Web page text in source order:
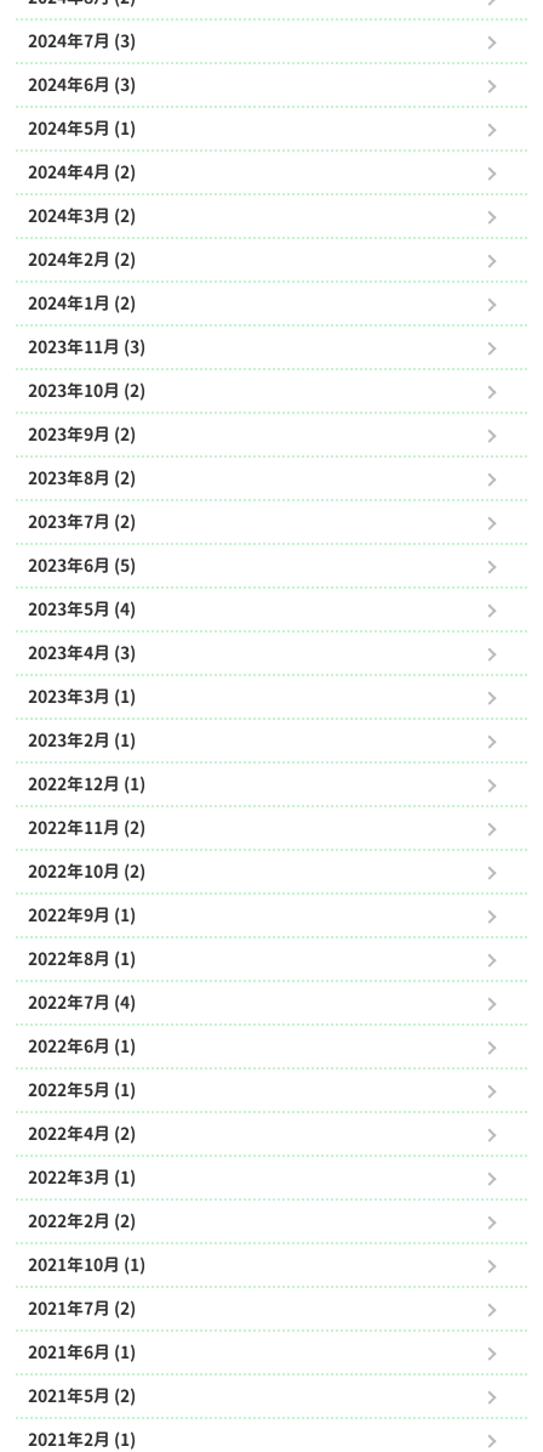
2024年7月 (3)
2024年6月 (3)
2024年5月 (1)
2024年4月 (2)
2024年3月 (2)
2024年2月 (2)
2024年1月 (2)
2023年11月 (3)
2023年10月 (2)
2023年9月 (2)
2023年8月 (2)
2023年7月 (2)
2023年6月 (5)
2023年5月 (4)
2023年4月 (3)
2023年3月 (1)
2023年2月 (1)
2022年12月 (1)
2022年11月 (2)
2022年10月 (2)
2022年9月 (1)
2022年8月 (1)
2022年7月 (4)
2022年6月 (1)
2022年5月 (1)
2022年4月 (2)
2022年3月 (1)
2022年2月 (2)
2021年10月 (1)
2021年7月 (2)
2021年6月 (1)
2021年5月 (2)
2021年2月 (1)